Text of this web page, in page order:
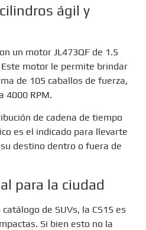
ágil y
un motor JL473QF de 1.5
motor le permite brindar
de 105 caballos de fuerza,
4000 RPM.
de cadena de tiempo
es el indicado para llevarte
destino dentro o fuera de
para la ciudad
de SUVs, la CS15 es
Si bien esto no la